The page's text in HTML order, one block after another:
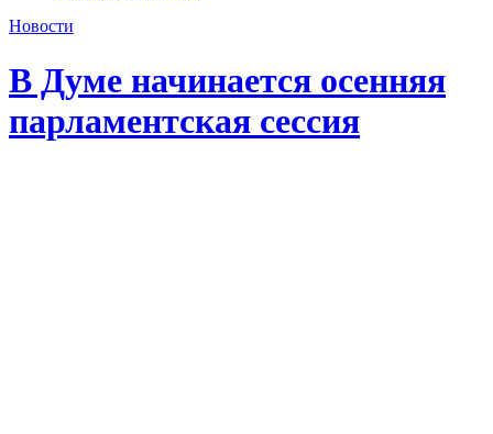
Новости
В Думе начинается осенняя
парламентская сессия